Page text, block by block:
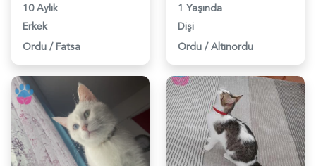
10 Aylık
Erkek
Ordu / Fatsa
1 Yaşında
Dişi
Ordu / Altınordu